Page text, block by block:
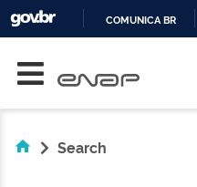
COMUNICA BR
Search